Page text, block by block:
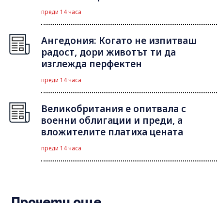
преди 14 часа
Ангедония: Когато не изпитваш
радост, дори животът ти да
изглежда перфектен
преди 14 часа
Великобритания е опитвала с
военни облигации и преди, а
вложителите платиха цената
преди 14 часа